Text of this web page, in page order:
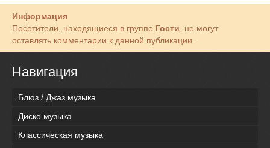
Информация
Посетители, находящиеся в группе Гости, не могут
оставлять комментарии к данной публикации.
Навигация
Блюз / Джаз музыка
Диско музыка
Классическая музыка